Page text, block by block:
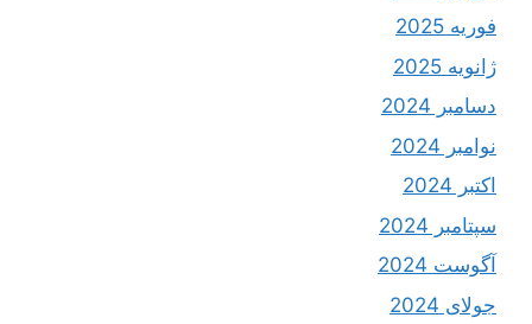
فوریه 2025
ژانویه 2025
دسامبر 2024
نوامبر 2024
اکتبر 2024
سپتامبر 2024
آگوست 2024
جولای 2024